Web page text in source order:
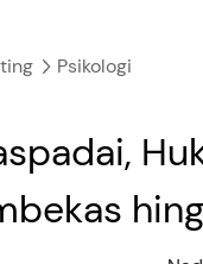
Psikologi